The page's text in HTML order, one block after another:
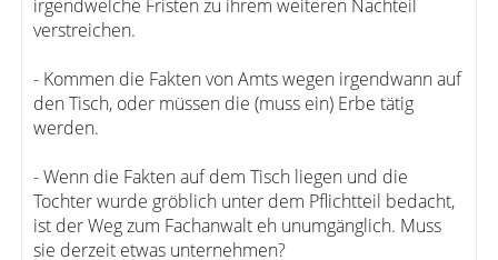
irgendwelche Fristen zu ihrem weiteren Nachteil
verstreichen.
- Kommen die Fakten von Amts wegen irgendwann auf
den Tisch, oder müssen die (muss ein) Erbe tätig
werden.
- Wenn die Fakten auf dem Tisch liegen und die
Tochter wurde gröblich unter dem Pflichtteil bedacht,
ist der Weg zum Fachanwalt eh unumgänglich. Muss
sie derzeit etwas unternehmen?